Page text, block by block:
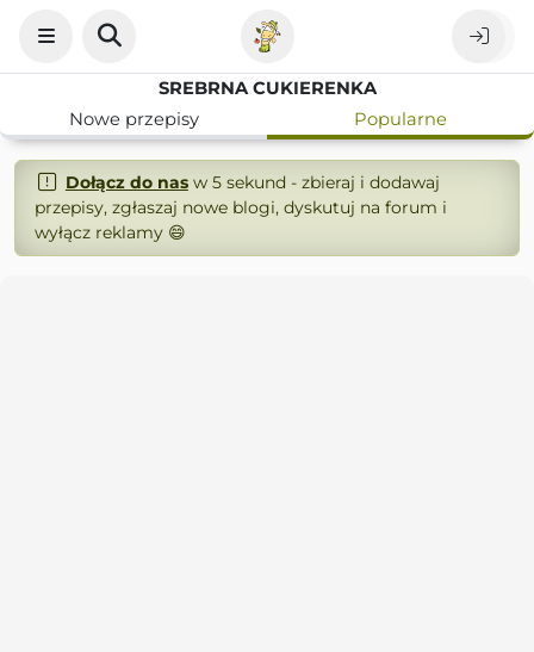
SREBRNA CUKIERENKA
Nowe przepisy
Popularne
Dołącz do nasw 5 sekund - zbieraj i dodawaj
przepisy, zgłaszaj nowe blogi, dyskutuj na forum i
wyłącz reklamy 😄